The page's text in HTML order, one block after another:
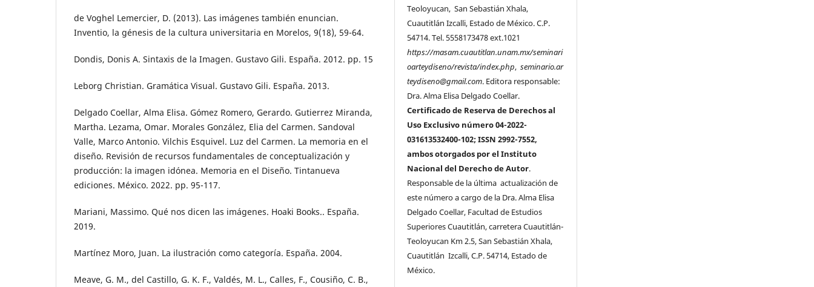
de Voghel Lemercier, D. (2013). Las imágenes también enuncian.
Inventio, la génesis de la cultura universitaria en Morelos, 9(18), 59-64.
Dondis, Donis A. Sintaxis de la Imagen. Gustavo Gili. España. 2012. pp. 15
Leborg Christian. Gramática Visual. Gustavo Gili. España. 2013.
Delgado Coellar, Alma Elisa. Gómez Romero, Gerardo. Gutierrez Miranda,
Martha. Lezama, Omar. Morales González, Elia del Carmen. Sandoval
Valle, Marco Antonio. Vilchis Esquivel. Luz del Carmen. La memoria en el
diseño. Revisión de recursos fundamentales de conceptualización y
producción: la imagen idónea. Memoria en el Diseño. Tintanueva
ediciones. México. 2022. pp. 95-117.
Mariani, Massimo. Qué nos dicen las imágenes. Hoaki Books.. España.
2019.
Martínez Moro, Juan. La ilustración como categoría. España. 2004.
Meave, G. M., del Castillo, G. K. F., Valdés, M. L., Calles, F., Cousiño, C. B.,
Teoloyucan, San Sebastián Xhala,
Cuautitlán Izcalli, Estado de México. C.P.
54714. Tel. 5558173478 ext.1021
https://masam.cuautitlan.unam.mx/seminari
oarteydiseno/revista/index.php,seminario.ar
teydiseno@gmail.com. Editora responsable:
Dra. Alma Elisa Delgado Coellar.
Certificado de Reserva de Derechos al
Uso Exclusivo número 04-2022-
031613532400-102; ISSN 2992-7552,
ambos otorgados por el Instituto
Nacional del Derecho de Autor.
Responsable de la última actualización de
este número a cargo de la Dra. Alma Elisa
Delgado Coellar, Facultad de Estudios
Superiores Cuautitlán, carretera Cuautitlán-
Teoloyucan Km 2.5, San Sebastián Xhala,
Cuautitlán Izcalli, C.P. 54714, Estado de
México.